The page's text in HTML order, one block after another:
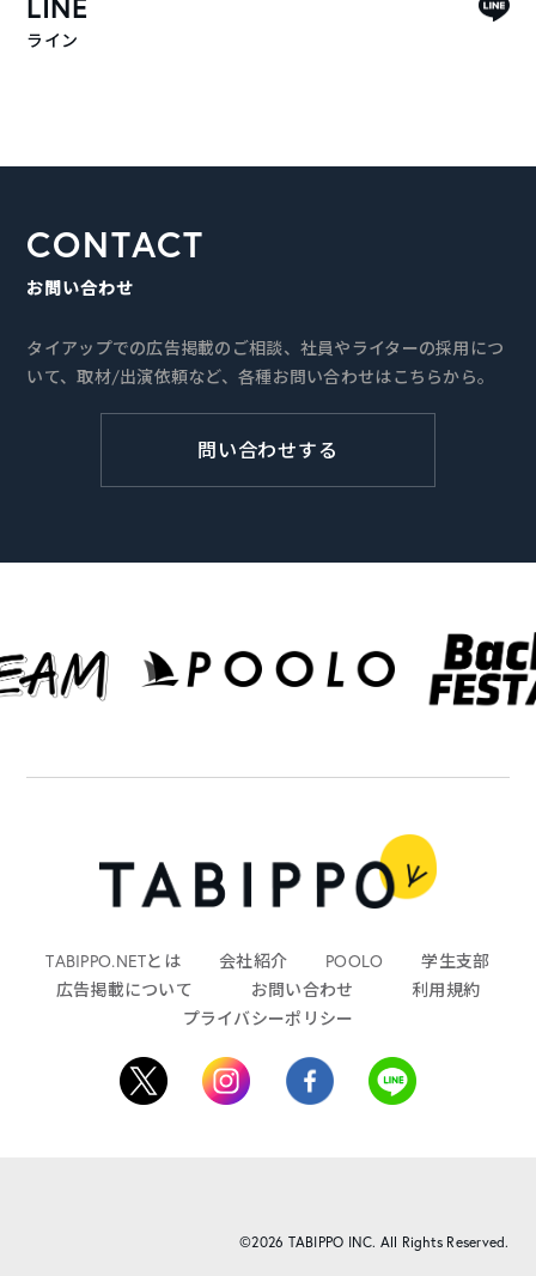
ライン
CONTACT
お問い合わせ
タイアップでの広告掲載のご相談、社員やライターの採用につ
いて、取材/出演依頼など、各種お問い合わせはこちらから。
問い合わせする
TABIPPO.NETとは 会社紹介 POOLO
学生支部
広告掲載について
お問い合わせ
利用規約
プライバシーポリシー
©2026 TABIPPO INC. All Rights Reserved.